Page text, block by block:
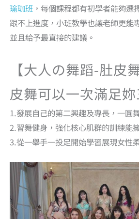
瑜珈班 ，每個課程都有初學者能夠選
跟不上進度，小班教學也讓老師更能
並且給予最直接的建議。
【大人の舞蹈-肚皮
皮舞可以一次滿足妳
1.發展自己的第二興趣及專長，一圓
2.習舞健身，強化核心肌群的訓練能
3.從一舉手一投足開始學習展現女性